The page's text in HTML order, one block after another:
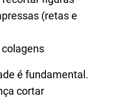
(retas e
é fundamental.
cortar